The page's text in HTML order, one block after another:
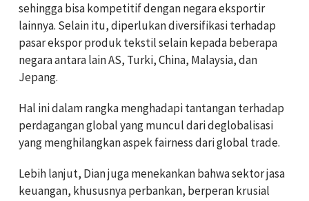
sehingga bisa kompetitif dengan negara eksportir
lainnya. Selain itu, diperlukan diversifikasi terhadap
pasar ekspor produk tekstil selain kepada beberapa
negara antara lain AS, Turki, China, Malaysia, dan
Jepang.
Hal ini dalam rangka menghadapi tantangan terhadap
perdagangan global yang muncul dari deglobalisasi
yang menghilangkan aspek fairness dari global trade.
Lebih lanjut, Dian juga menekankan bahwa sektor jasa
keuangan, khususnya perbankan, berperan krusial